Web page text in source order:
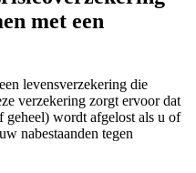
met een
levensverzekering die
verzekering zorgt ervoor dat
wordt afgelost als u of
nabestaanden tegen